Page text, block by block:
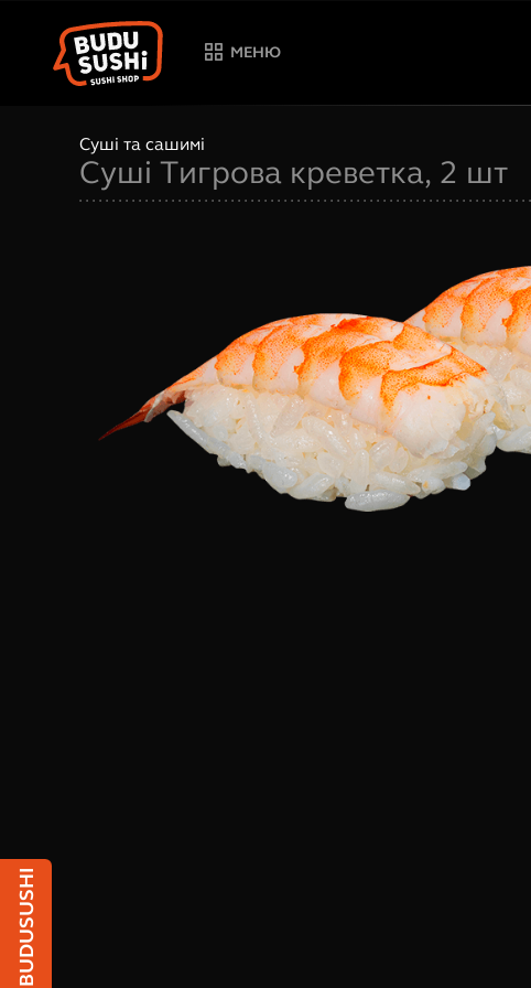
МЕНЮ
Суші та сашимі
Суші Тигрова креветка, 2 шт
Чат з BUDUSUSHI